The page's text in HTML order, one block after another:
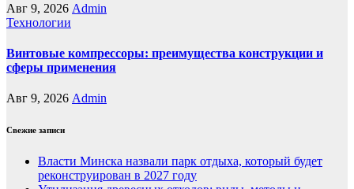
Авг 9, 2026 Admin
Технологии
Винтовые компрессоры: преимущества конструкции и
сферы применения
Авг 9, 2026 Admin
Свежие записи
Власти Минска назвали парк отдыха, который будет
реконструирован в 2027 году